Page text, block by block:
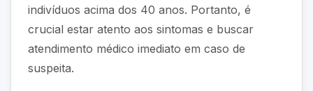
indivíduos acima dos 40 anos. Portanto, é
crucial estar atento aos sintomas e buscar
atendimento médico imediato em caso de
suspeita.